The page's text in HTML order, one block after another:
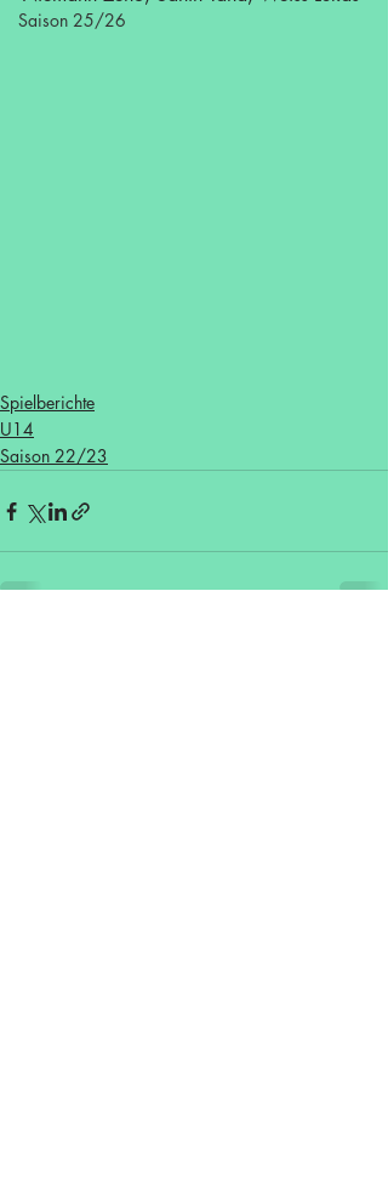
Saison 25/26
Spielberichte
U14
Saison 22/23